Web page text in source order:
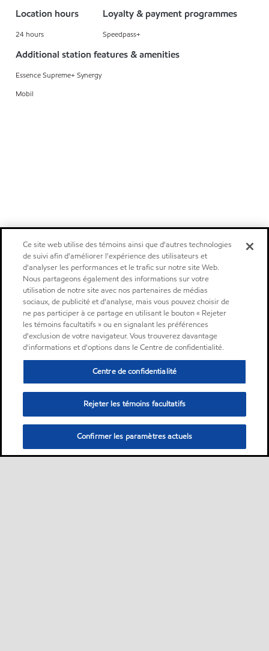
Location hours
24 hours
Loyalty & payment programmes
Speedpass+
Additional station features & amenities
Essence Supreme+ Synergy
Mobil
Ce site web utilise des témoins ainsi que d'autres technologies
de suivi afin d'améliorer l'expérience des utilisateurs et
d'analyser les performances et le trafic sur notre site Web.
Nous partageons également des informations sur votre
utilisation de notre site avec nos partenaires de médias
sociaux, de publicité et d'analyse, mais vous pouvez choisir de
ne pas participer à ce partage en utilisant le bouton « Rejeter
les témoins facultatifs » ou en signalant les préférences
d'exclusion de votre navigateur. Vous trouverez davantage
d'informations et d'options dans le Centre de confidentialité.
Centre de confidentialité
Rejeter les témoins facultatifs
Confirmer les paramètres actuels